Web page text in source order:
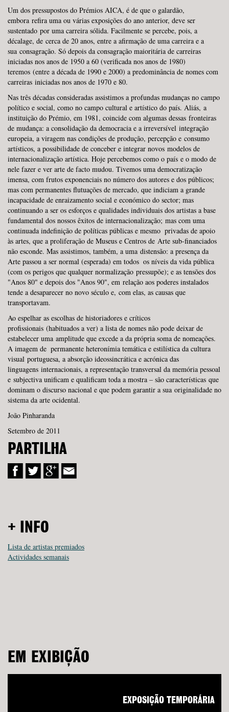
Um dos pressupostos do Prémios AICA, é de que o galardão,
embora refira uma ou várias exposições do ano anterior, deve ser
sustentado por uma carreira sólida. Facilmente se percebe, pois, a
décalage, de cerca de 20 anos, entre a afirmação de uma carreira e a
sua consagração. Só depois da consagração maioritária de carreiras
iniciadas nos anos de 1950 a 60 (verificada nos anos de 1980)
teremos (entre a década de 1990 e 2000) a predominância de nomes com
carreiras iniciadas nos anos de 1970 e 80.
Nas três décadas consideradas assistimos a profundas mudanças no campo
político e social, como no campo cultural e artístico do país. Aliás, a
instituição do Prémio, em 1981, coincide com algumas dessas fronteiras
de mudança: a consolidação da democracia e a irreversível integração
europeia, a viragem nas condições de produção, percepção e consumo
artísticos, a possibilidade de conceber e integrar novos modelos de
internacionalização artística. Hoje percebemos como o país e o modo de
nele fazer e ver arte de facto mudou. Tivemos uma democratização
imensa, com frutos exponenciais no número dos autores e dos públicos;
mas com permanentes flutuações de mercado, que indiciam a grande
incapacidade de enraizamento social e económico do sector; mas
continuando a ser os esforços e qualidades individuais dos artistas a base
fundamental dos nossos êxitos de internacionalização; mas com uma
continuada indefinição de políticas públicas e mesmo privadas de apoio
às artes, que a proliferação de Museus e Centros de Arte sub-financiados
não esconde. Mas assistimos, também, a uma distensão: a presença da
Arte passou a ser normal (esperada) em todos os níveis da vida pública
(com os perigos que qualquer normalização pressupõe); e as tensões dos
"Anos 80" e depois dos "Anos 90", em relação aos poderes instalados
tende a desaparecer no novo século e, com elas, as causas que
transportavam.
Ao espelhar as escolhas de historiadores e críticos
profissionais (habituados a ver) a lista de nomes não pode deixar de
estabelecer uma amplitude que excede a da própria soma de nomeações.
A imagem de permanente heteronímia temática e estilística da cultura
visual portuguesa, a absorção ideossincrática e acrónica das
linguagens internacionais, a representação transversal da memória pessoal
e subjectiva unificam e qualificam toda a mostra – são características que
dominam o discurso nacional e que podem garantir a sua originalidade no
sistema da arte ocidental.
João Pinharanda
Setembro de 2011
PARTILHA
+ INFO
Lista de artistas premiados
Actividades semanais
EM EXIBIÇÃO
EXPOSIÇÃO TEMPORÁRIA